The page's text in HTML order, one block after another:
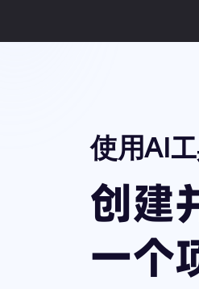
使用AI
创建
一个